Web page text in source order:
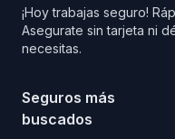
¡Hoy trabajas seguro!
Asegurate sin tarjeta ni
necesitas.
Seguros más
buscados